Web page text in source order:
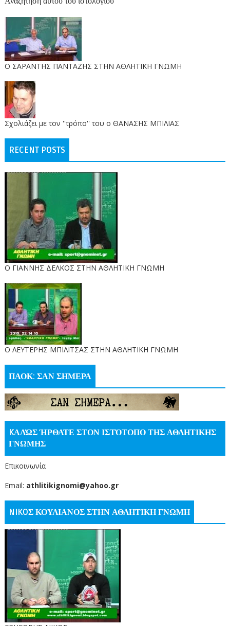
O ΣΑΡΑΝΤΗΣ ΠΑΝΤΑΖΗΣ ΣΤΗΝ ΑΘΛΗΤΙΚΗ ΓΝΩΜΗ
Σχολιάζει με τον ''τρόπο'' του ο ΘΑΝΑΣΗΣ ΜΠΙΛΙΑΣ
RECENT POSTS
Ο ΓΙΑΝΝΗΣ ΔΕΛΚΟΣ ΣΤΗΝ ΑΘΛΗΤΙΚΗ ΓΝΩΜΗ
O ΛΕΥΤΕΡΗΣ ΜΠΙΛΙΤΣΑΣ ΣΤΗΝ ΑΘΛΗΤΙΚΗ ΓΝΩΜΗ
ΠΑΟΚ: ΣΑΝ ΣΗΜΕΡΑ
KΑΛΏΣ ΉΡΘΑΤΕ ΣΤΟΝ ΙΣΤΌΤΟΠΟ ΤΗΣ ΑΘΛΗΤΙΚΗΣ
ΓΝΩΜΗΣ
Επικοινωνία
Email: athlitikignomi@yahoo.gr
NIKOΣ ΚΟΥΛΙΑΝΟΣ ΣΤΗΝ ΑΘΛΗΤΙΚΗ ΓΝΩΜΗ